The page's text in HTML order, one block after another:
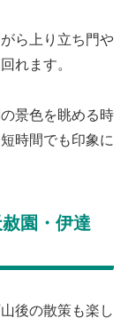
ら上り立ち門や
れます。
景色を眺める時
時間でも印象に
園・伊達
後の散策も楽し